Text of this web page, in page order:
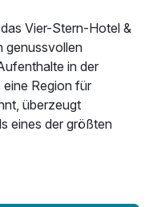
Vier-Stern-Hotel &
genussvollen
in der
Region für
überzeugt
eines der größten